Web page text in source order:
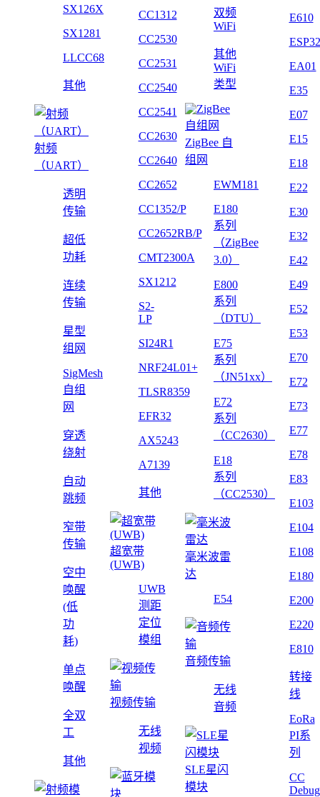
SX126X
SX1281
LLCC68
其他
射频
（UART）
透明
传输
超低
功耗
连续
传输
星型
组网
SigMesh
自组
网
穿透
绕射
自动
跳频
窄带
传输
空中
唤醒
(低
功
耗)
单点
唤醒
全双
工
其他
CC1312
CC2530
CC2531
CC2540
CC2541
CC2630
CC2640
CC2652
CC1352/P
CC2652RB/P
CMT2300A
SX1212
S2-
LP
SI24R1
NRF24L01+
TLSR8359
EFR32
AX5243
A7139
其他
超宽带
(UWB)
UWB
测距
定位
模组
视频传输
无线
视频
双频
WiFi
其他
WiFi
类型
ZigBee 自
组网
EWM181
E180
系列
（ZigBee
3.0）
E800
系列
（DTU）
E75
系列
（JN51xx）
E72
系列
（CC2630）
E18
系列
（CC2530）
毫米波雷
达
E54
音频传输
无线
音频
SLE星闪
模块
E610
ESP32
EA01
E35
E07
E15
E18
E22
E30
E32
E42
E49
E52
E53
E70
E72
E73
E77
E78
E83
E103
E104
E108
E180
E200
E220
E810
转接
线
EoRa
PI系
列
CC